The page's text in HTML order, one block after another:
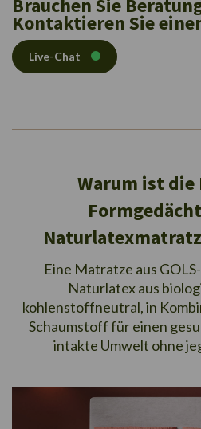
Kontaktieren Sie
Live-Chat
Warum ist die
Eine Matratze aus
Naturlatex aus
kohlenstoffneutral, in
Schaumstoff für einen
intakte Umwelt ohne